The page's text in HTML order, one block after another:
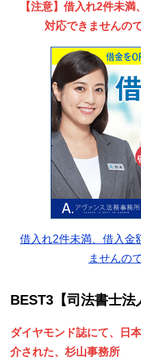
【注意】借入れ2件未
対応できませんの
借入れ2件未満、借入金
ませんの
BEST3【司法書士法
ダイヤモンド誌にて、日
介された、杉山事務所